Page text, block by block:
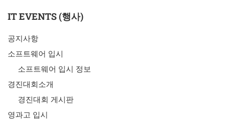
IT EVENTS (행사)
공지사항
소프트웨어 입시
소프트웨어 입시 정보
경진대회소개
경진대회 게시판
영과고 입시